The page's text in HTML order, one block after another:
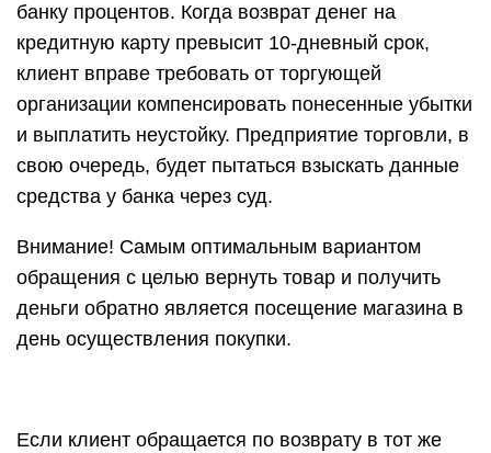
банку процентов. Когда возврат денег на
кредитную карту превысит 10-дневный срок,
клиент вправе требовать от торгующей
организации компенсировать понесенные убытки
и выплатить неустойку. Предприятие торговли, в
свою очередь, будет пытаться взыскать данные
средства у банка через суд.
Внимание! Самым оптимальным вариантом
обращения с целью вернуть товар и получить
деньги обратно является посещение магазина в
день осуществления покупки.
Если клиент обращается по возврату в тот же